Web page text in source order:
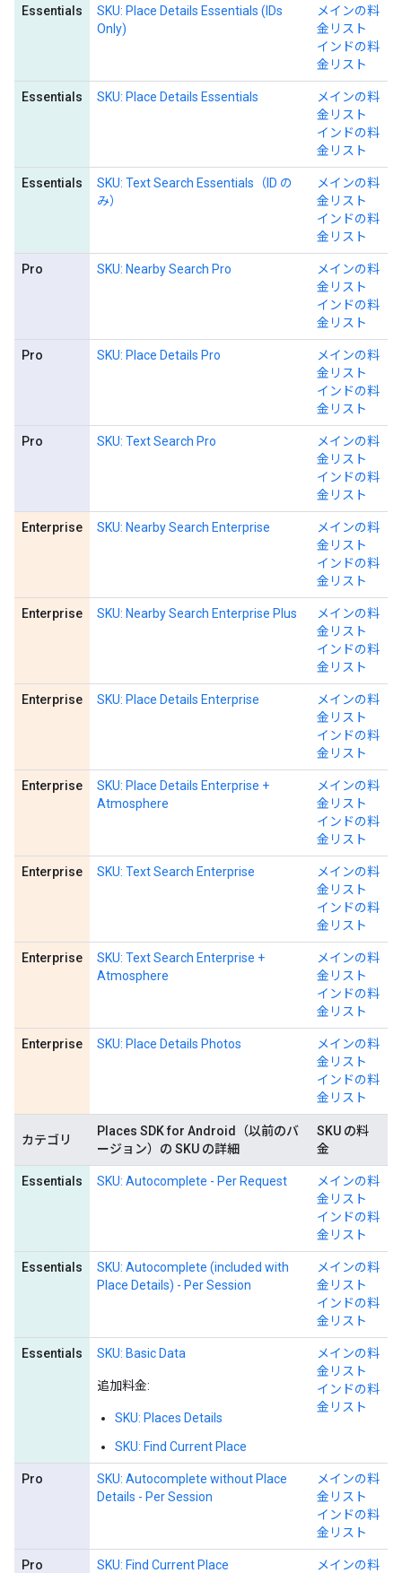
Essentials
SKU: Place Details Essentials (IDs
Only)
メインの料
金リスト
インドの料
金リスト
Essentials SKU: Place Details Essentials
メインの料
金リスト
インドの料
金リスト
Essentials
SKU: Text Search Essentials（ID の
み）
メインの料
金リスト
インドの料
金リスト
Pro SKU: Nearby Search Pro
メインの料
金リスト
インドの料
金リスト
Pro SKU: Place Details Pro
メインの料
金リスト
インドの料
金リスト
Pro SKU: Text Search Pro
メインの料
金リスト
インドの料
金リスト
Enterprise SKU: Nearby Search Enterprise
メインの料
金リスト
インドの料
金リスト
Enterprise SKU: Nearby Search Enterprise Plus
メインの料
金リスト
インドの料
金リスト
Enterprise SKU: Place Details Enterprise
メインの料
金リスト
インドの料
金リスト
Enterprise
SKU: Place Details Enterprise +
Atmosphere
メインの料
金リスト
インドの料
金リスト
Enterprise SKU: Text Search Enterprise
メインの料
金リスト
インドの料
金リスト
Enterprise
SKU: Text Search Enterprise +
Atmosphere
メインの料
金リスト
インドの料
金リスト
Enterprise SKU: Place Details Photos
メインの料
金リスト
インドの料
金リスト
カテゴリ
Places SDK for Android（以前のバ
ージョン）の SKU の詳細
SKU の料
金
Essentials SKU: Autocomplete - Per Request
メインの料
金リスト
インドの料
金リスト
Essentials
SKU: Autocomplete (included with
Place Details) - Per Session
メインの料
金リスト
インドの料
金リスト
Essentials SKU: Basic Data
追加料金:
SKU: Places Details
SKU: Find Current Place
メインの料
金リスト
インドの料
金リスト
Pro
SKU: Autocomplete without Place
Details - Per Session
メインの料
金リスト
インドの料
金リスト
Pro SKU: Find Current Place
メインの料